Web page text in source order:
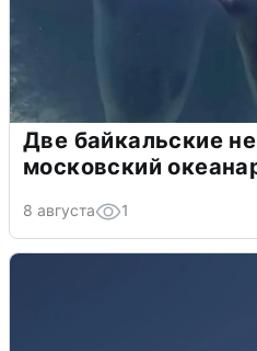
Две байкальские
московский
8 августа 1